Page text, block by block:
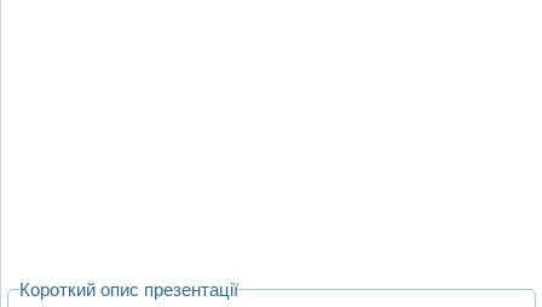
Короткий опис презентації